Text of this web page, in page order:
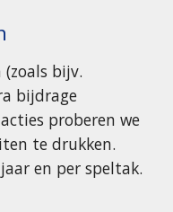
bijv.
bijdrage
proberen we
te drukken.
en per speltak.